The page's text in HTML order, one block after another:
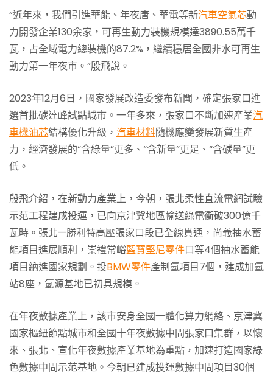
“近年來，我們引進華能、年夜唐、華電等新汽車空氣芯動
力開發企業130余家，可再生動力裝機規模達3890.55萬千
瓦，占全域電力總裝機的87.2%，繼續穩居全國非水可再生
動力第一年夜市。”殷飛說。
2023年12月6日，國家發展改造委發布新聞，確定張家口進
選首批碳達峰試點城市。一年多來，張家口不斷加速產業汽
車機油芯結構優化升級， 汽車材料隨機應變發展新質生產
力，經濟發展的“含綠量”更多、“含新量”更足、“含碳量”更
低。
殷飛介紹，在新動力產業上，今朝，張北柔性直流電網試驗
示范工程建成投運，已向京津冀地區輸送綠電衝破300億千
瓦時。張北—勝利特高壓張家口段已全線貫通，尚義抽水蓄
能項目進展順利，崇禮常峪藍寶堅尼零件口等4個抽水蓄能
項目納進國家規劃。投BMW零件產制氫項目7個，建成加氫
站8座，氫源基地已初具規模。
在年夜數據產業上，該市安身全國一體化算力網絡、京津冀
國家樞紐節點城市和全國十年夜數據中間張家口集群，以懷
來、張北、宣化年夜數據產業基地為重點，加速打造國家綠
色數據中間示范基地。今朝已建成投運數據中間項目30個